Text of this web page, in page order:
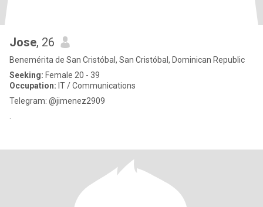
Jose, 26
Benemérita de San Cristóbal, San Cristóbal, Dominican Republic
Seeking: Female 20 - 39
Occupation: IT / Communications
Telegram: @jimenez2909